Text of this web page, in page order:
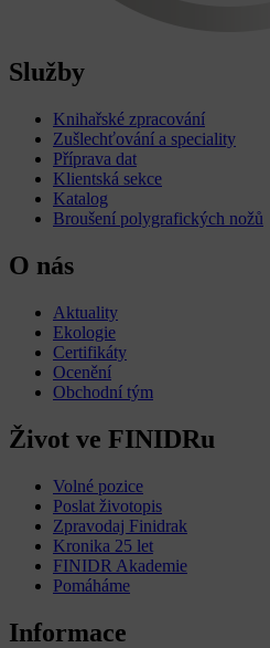
Služby
Knihařské zpracování
Zušlechťování a speciality
Příprava dat
Klientská sekce
Katalog
Broušení polygrafických nožů
O nás
Aktuality
Ekologie
Certifikáty
Ocenění
Obchodní tým
Život ve FINIDRu
Volné pozice
Poslat životopis
Zpravodaj Finidrak
Kronika 25 let
FINIDR Akademie
Pomáháme
Informace